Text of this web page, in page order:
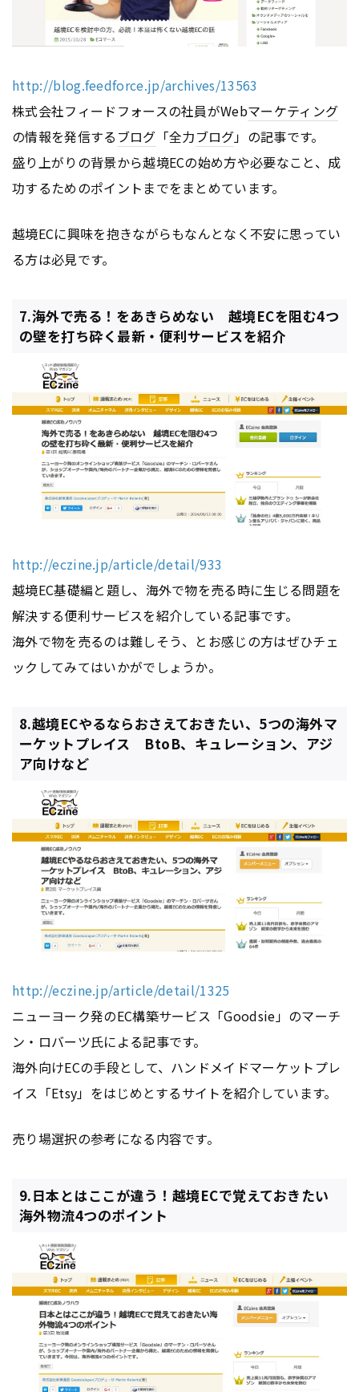
http://blog.feedforce.jp/archives/13563
株式会社フィードフォースの社員がWebマーケティング
の情報を発信する ブログ 「全力ブログ」の記事です。
盛り上がりの背景から越境ECの始め方や必要なこと、成
功するためのポイントまでをまとめています。
越境ECに興味を抱きながらもなんとなく不安に思ってい
る方は必見です。
7.海外で売る！をあきらめない 越境ECを阻む4つ
の壁を打ち砕く最新・便利サービスを紹介
http://eczine.jp/article/detail/933
越境EC基礎編と題し、海外で物を売る時に生じる問題を
解決する便利サービスを紹介している記事です。
海外で物を売るのは難しそう、とお感じの方はぜひチェ
ックしてみてはいかがでしょうか。
8.越境ECやるならおさえておきたい、5つの海外マ
ーケットプレイス BtoB、キュレーション、アジ
ア向けなど
http://eczine.jp/article/detail/1325
ニューヨーク発のEC構築サービス「Goodsie」のマーチ
ン・ロバーツ氏による記事です。
海外向けECの手段として、ハンドメイドマーケットプレ
イス「Etsy」をはじめとするサイトを紹介しています。
売り場選択の参考になる内容です。
9.日本とはここが違う！越境ECで覚えておきたい
海外物流4つのポイント